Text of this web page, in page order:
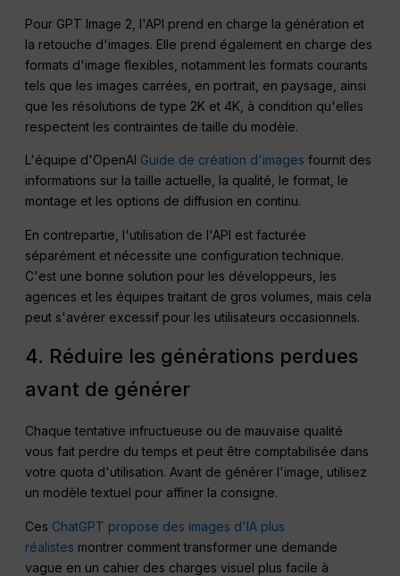
Pour GPT Image 2, l'API prend en charge la génération et
la retouche d'images. Elle prend également en charge des
formats d'image flexibles, notamment les formats courants
tels que les images carrées, en portrait, en paysage, ainsi
que les résolutions de type 2K et 4K, à condition qu'elles
respectent les contraintes de taille du modèle.
L'équipe d'OpenAI Guide de création d'images fournit des
informations sur la taille actuelle, la qualité, le format, le
montage et les options de diffusion en continu.
En contrepartie, l'utilisation de l'API est facturée
séparément et nécessite une configuration technique.
C'est une bonne solution pour les développeurs, les
agences et les équipes traitant de gros volumes, mais cela
peut s'avérer excessif pour les utilisateurs occasionnels.
4. Réduire les générations perdues
avant de générer
Chaque tentative infructueuse ou de mauvaise qualité
vous fait perdre du temps et peut être comptabilisée dans
votre quota d'utilisation. Avant de générer l'image, utilisez
un modèle textuel pour affiner la consigne.
Ces ChatGPT propose des images d'IA plus
réalistes montrer comment transformer une demande
vague en un cahier des charges visuel plus facile à